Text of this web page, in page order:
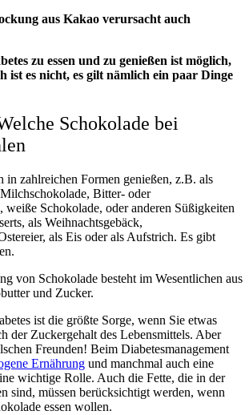
aus Kakao verursacht auch
zu essen und zu genießen ist möglich,
ist es nicht, es gilt nämlich ein paar Dinge
Schokolade bei
in zahlreichen Formen genießen, z.B. als
Bitter- oder
weiße Schokolade, oder anderen Süßigkeiten
als Weihnachtsgebäck,
als Eis oder als Aufstrich. Es gibt
von Schokolade besteht im Wesentlichen aus
und Zucker.
ist die größte Sorge, wenn Sie etwas
der Zuckergehalt des Lebensmittels. Aber
Freunden! Beim Diabetesmanagement
Ernährung und manchmal auch eine
wichtige Rolle. Auch die Fette, die in der
sind, müssen berücksichtigt werden, wenn
essen wollen.